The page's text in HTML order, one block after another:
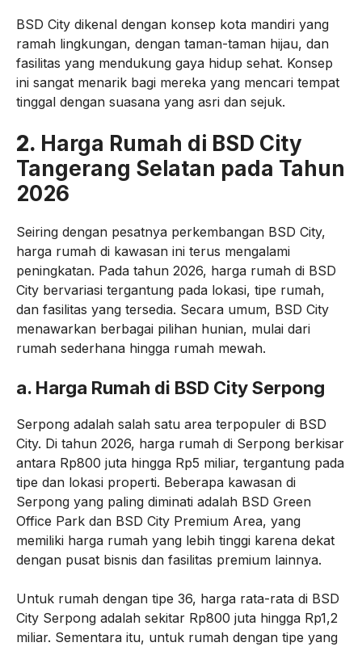
BSD City dikenal dengan konsep kota mandiri yang
ramah lingkungan, dengan taman-taman hijau, dan
fasilitas yang mendukung gaya hidup sehat. Konsep
ini sangat menarik bagi mereka yang mencari tempat
tinggal dengan suasana yang asri dan sejuk.
2. Harga Rumah di BSD City
Tangerang Selatan pada Tahun
2026
Seiring dengan pesatnya perkembangan BSD City,
harga rumah di kawasan ini terus mengalami
peningkatan. Pada tahun 2026, harga rumah di BSD
City bervariasi tergantung pada lokasi, tipe rumah,
dan fasilitas yang tersedia. Secara umum, BSD City
menawarkan berbagai pilihan hunian, mulai dari
rumah sederhana hingga rumah mewah.
a. Harga Rumah di BSD City Serpong
Serpong adalah salah satu area terpopuler di BSD
City. Di tahun 2026, harga rumah di Serpong berkisar
antara Rp800 juta hingga Rp5 miliar, tergantung pada
tipe dan lokasi properti. Beberapa kawasan di
Serpong yang paling diminati adalah BSD Green
Office Park dan BSD City Premium Area, yang
memiliki harga rumah yang lebih tinggi karena dekat
dengan pusat bisnis dan fasilitas premium lainnya.
Untuk rumah dengan tipe 36, harga rata-rata di BSD
City Serpong adalah sekitar Rp800 juta hingga Rp1,2
miliar. Sementara itu, untuk rumah dengan tipe yang